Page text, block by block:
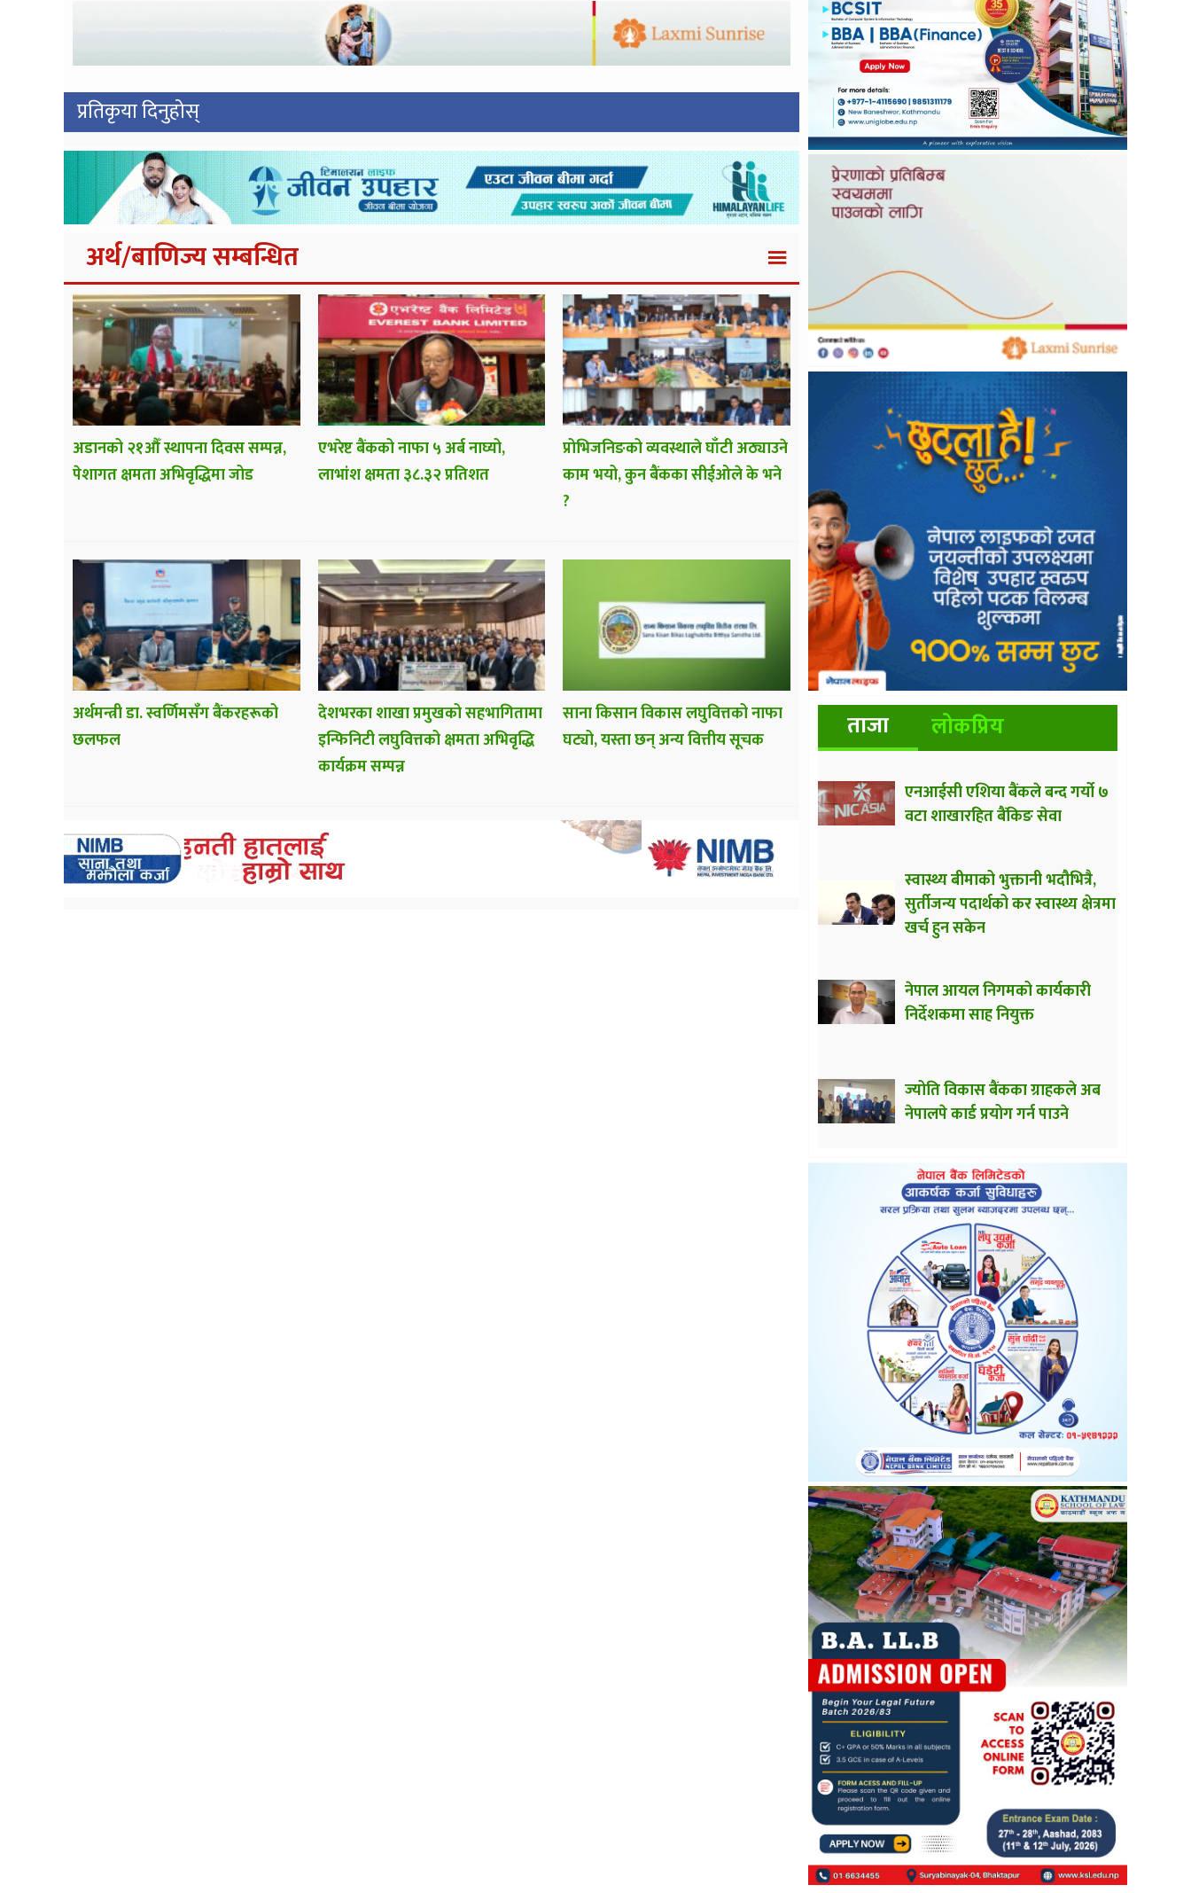
प्रतिकृया दिनुहोस्
अर्थ/बाणिज्य सम्बन्धित
अडानको २१औँ स्थापना दिवस सम्पन्न,
पेशागत क्षमता अभिवृद्धिमा जोड
एभरेष्ट बैंकको नाफा ५ अर्ब नाघ्यो,
लाभांश क्षमता ३८.३२ प्रतिशत
प्रोभिजनिङको व्यवस्थाले घाँटी अठ्याउने
काम भयो, कुन बैंकका सीईओले के भने
?
अर्थमन्त्री डा. स्वर्णिमसँग बैंकरहरूको
छलफल
देशभरका शाखा प्रमुखको सहभागितामा
इन्फिनिटी लघुवित्तको क्षमता अभिवृद्धि
कार्यक्रम सम्पन्न
साना किसान विकास लघुवित्तको नाफा
घट्यो, यस्ता छन् अन्य वित्तीय सूचक
ताजा लोकप्रिय
एनआईसी एशिया बैंकले बन्द गर्यो ७
वटा शाखारहित बैंकिङ सेवा
स्वास्थ्य बीमाको भुक्तानी भदौभित्रै,
सुर्तीजन्य पदार्थको कर स्वास्थ्य क्षेत्रमा
खर्च हुन सकेन
नेपाल आयल निगमको कार्यकारी
निर्देशकमा साह नियुक्त
ज्योति विकास बैंकका ग्राहकले अब
नेपालपे कार्ड प्रयोग गर्न पाउने